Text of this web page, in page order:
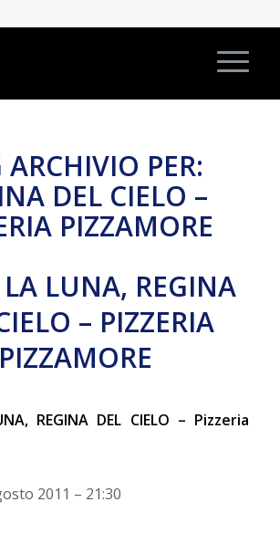
ARCHIVIO PER:
DEL CIELO –
PIZZAMORE
LUNA, REGINA
– PIZZERIA
PIZZAMORE
REGINA DEL CIELO – Pizzeria
2011 – 21:30